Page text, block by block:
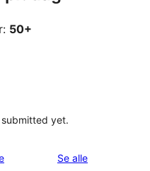
50+
yet.
Se alleomtalene